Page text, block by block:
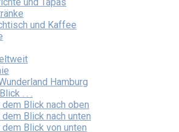
und Kaffee
Hamburg
. . .
Blick nach oben
Blick nach unten
Blick von unten